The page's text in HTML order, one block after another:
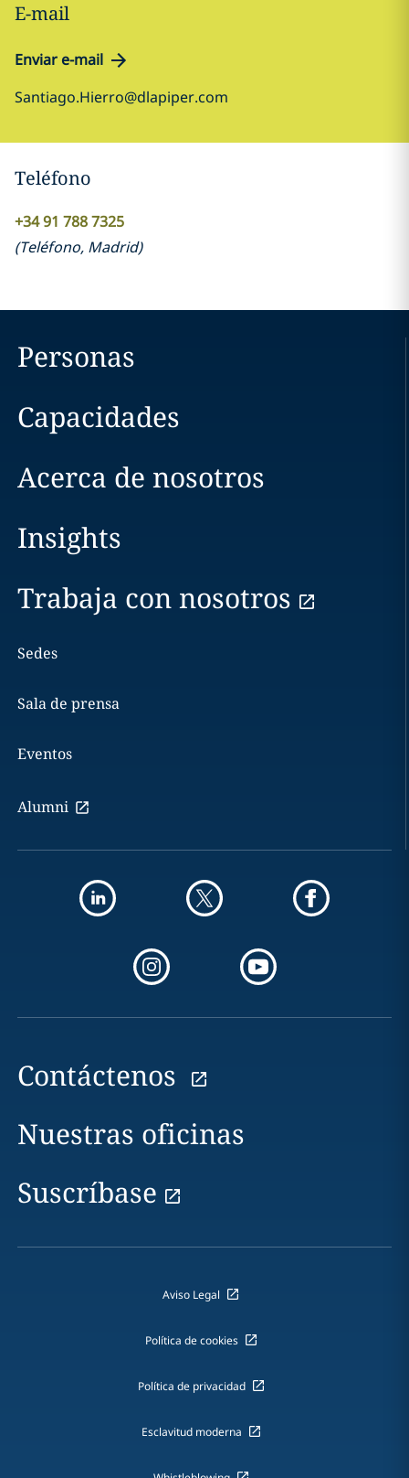
E-mail
Enviar e-mail
Santiago.Hierro@dlapiper.com
Teléfono
+34 91 788 7325
(Teléfono, Madrid)
Personas
Capacidades
Acerca de nosotros
Insights
Trabaja con nosotros
Sedes
Sala de prensa
Eventos
Alumni
Contáctenos
Nuestras oficinas
Suscríbase
Aviso Legal
Política de cookies
Política de privacidad
Esclavitud moderna